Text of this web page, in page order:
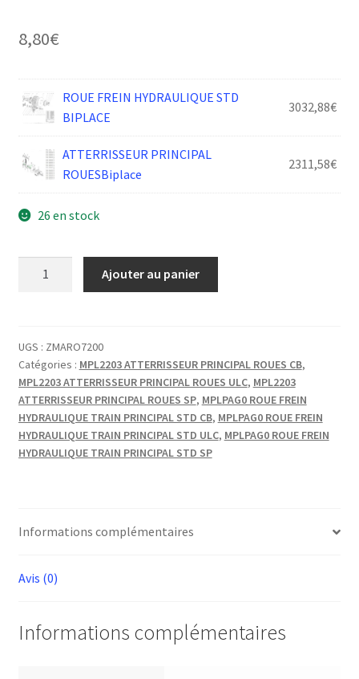
8,80€
ROUE FREIN HYDRAULIQUE STD
BIPLACE
3032,88€
ATTERRISSEUR PRINCIPAL
ROUESBiplace
2311,58€
26 en stock
BZD
Ajouter au panier
UGS : ZMARO7200
Catégories : MPL2203 ATTERRISSEUR PRINCIPAL ROUES CB,
MPL2203 ATTERRISSEUR PRINCIPAL ROUES ULC, MPL2203
ATTERRISSEUR PRINCIPAL ROUES SP, MPLPAG0 ROUE FREIN
HYDRAULIQUE TRAIN PRINCIPAL STD CB, MPLPAG0 ROUE FREIN
HYDRAULIQUE TRAIN PRINCIPAL STD ULC, MPLPAG0 ROUE FREIN
HYDRAULIQUE TRAIN PRINCIPAL STD SP
Informations complémentaires
Avis (0)
Informations complémentaires